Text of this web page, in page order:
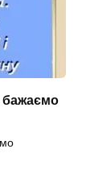
бажаємо